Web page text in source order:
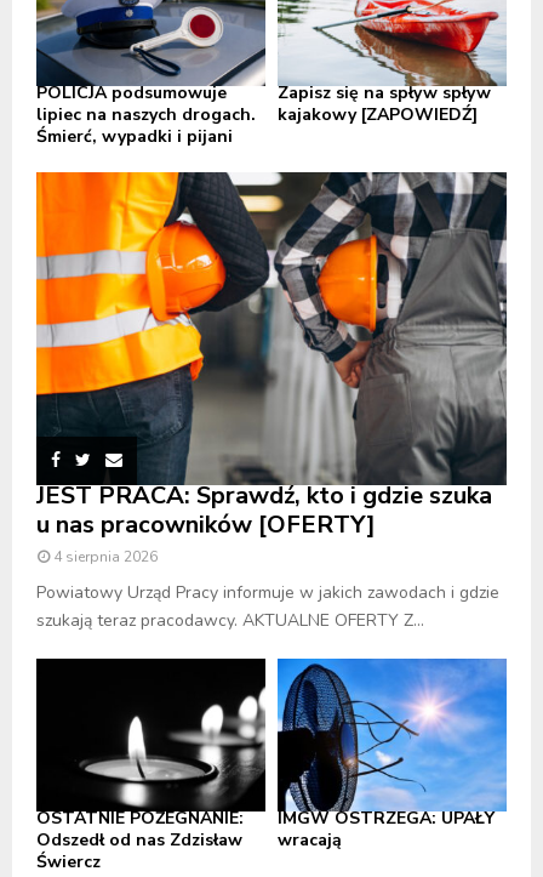
POLICJA podsumowuje
lipiec na naszych drogach.
Śmierć, wypadki i pijani
Zapisz się na spływ spływ
kajakowy [ZAPOWIEDŹ]
JEST PRACA: Sprawdź, kto i gdzie szuka
u nas pracowników [OFERTY]
4 sierpnia 2026
Powiatowy Urząd Pracy informuje w jakich zawodach i gdzie
szukają teraz pracodawcy. AKTUALNE OFERTY Z...
OSTATNIE POŻEGNANIE:
Odszedł od nas Zdzisław
Świercz
IMGW OSTRZEGA: UPAŁY
wracają